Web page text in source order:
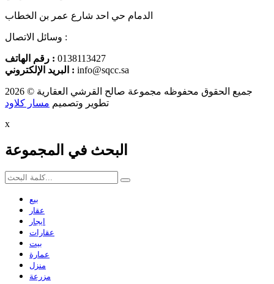
الدمام حي احد شارع عمر بن الخطاب
وسائل الاتصال :
رقم الهاتف : 0138113427
البريد الإلكتروني : info@sqcc.sa
جميع الحقوق محفوظه مجموعة صالح القرشي العقارية © 2026
تطوير وتصميم مسار كلاود
x
البحث في المجموعة
بيع
عقار
ايجار
عقارات
بيت
عمارة
منزل
مزرعة